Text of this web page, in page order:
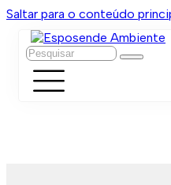
Saltar para o conteúdo
Pesquisar